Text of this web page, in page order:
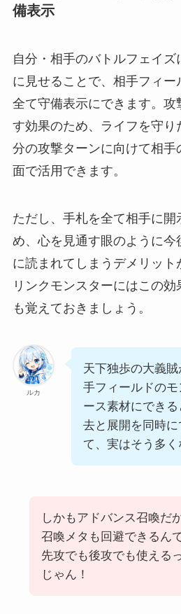
備表示
自分・相手のバトルフェイ
に見せることで、相手フィー
全て守備表示にできます。攻
す効果のため、ライフを守り
分の攻撃ターンに向けて相手
面で活用できます。
ただし、手札を全て相手に開
め、心を見通す眼のように今
に読まれてしまうデメリット
リンクモンスターにはこの
も覚えておきましょう。
ルカ
天下独歩の大義
手フィールドのモ
ース素材にでき
去と展開を同時
て、実はそう多く
しかもアドバンス召喚だ
召喚メタも回避できるん
先攻でも後攻でも使える
じゃん！